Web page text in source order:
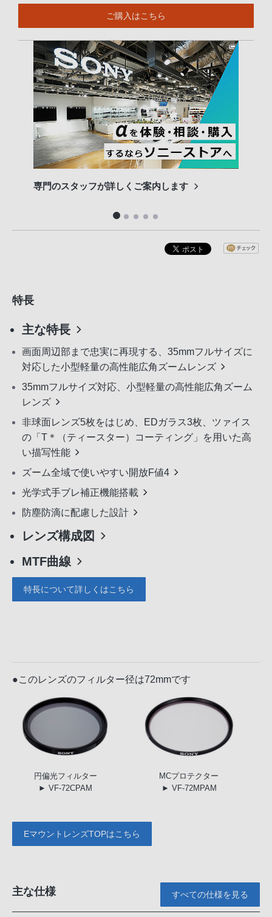
ご購入はこちら
専門のスタッフが詳しくご案内します
特長
主な特長
画面周辺部まで忠実に再現する、35mmフルサイズに
対応した小型軽量の高性能広角ズームレンズ
35mmフルサイズ対応、小型軽量の高性能広角ズーム
レンズ
非球面レンズ5枚をはじめ、EDガラス3枚、ツァイス
の「T＊（ティースター）コーティング」を用いた高
い描写性能
ズーム全域で使いやすい開放F値4
光学式手ブレ補正機能搭載
防塵防滴に配慮した設計
レンズ構成図
MTF曲線
特長について詳しくはこちら
●このレンズのフィルター径は72mmです
円偏光フィルター
► VF-72CPAM
MCプロテクター
► VF-72MPAM
EマウントレンズTOPはこちら
主な仕様 すべての仕様を見る